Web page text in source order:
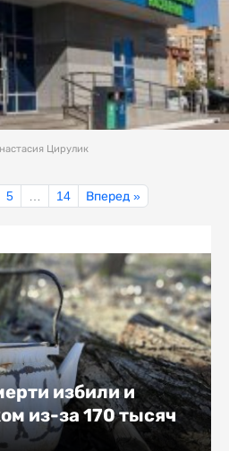
Цирулик
5 … 14 Вперед »
избили и
из-за 170 тысяч